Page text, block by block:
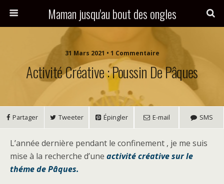
Maman jusqu'au bout des ongles
31 Mars 2021 • 1 Commentaire
Activité Créative : Poussin De Pâques
Partager Tweeter Épingler E-mail SMS
L’année dernière pendant le confinement , je me suis
mise à la recherche d’une activité créative sur le
théme de Pâques.